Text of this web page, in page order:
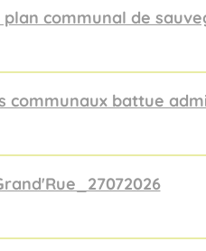
communal de
communaux battue